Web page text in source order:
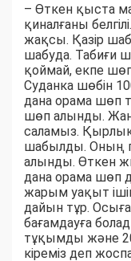
– Өткен қыста
қиналғаны
жақсы. Қазір
шабуда. Табиғи
қоймай, екпе
Суданка шөбін
дана орама шөп
шөп алынды.
саламыз.
шабылды. Оның
алынды. Өткен
дана орама шөп
жарым уақыт
дайын тұр.
бағамдауға
тұқымды және
кіреміз деп